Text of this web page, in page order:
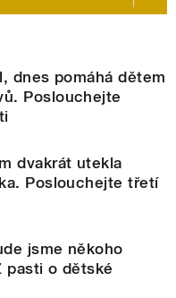
dnes pomáhá dětem
Poslouchejte
dvakrát utekla
Poslouchejte třetí
jsme někoho
pasti o dětské